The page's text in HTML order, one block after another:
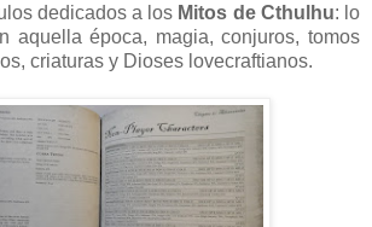
dedicados a los Mitos de Cthulhu: lo
aquella época, magia, conjuros, tomos
criaturas y Dioses lovecraftianos.